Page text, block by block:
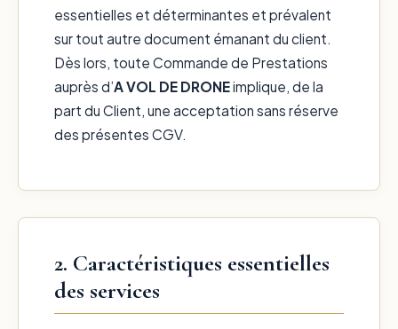
essentielles et déterminantes et prévalent
sur tout autre document émanant du client.
Dès lors, toute Commande de Prestations
auprès d’A VOL DE DRONEimplique, de la
part du Client, une acceptation sans réserve
des présentes CGV.
2. Caractéristiques essentielles
des services